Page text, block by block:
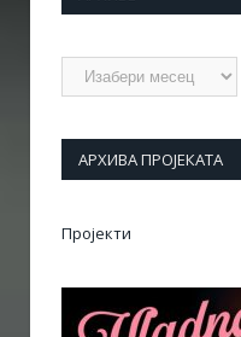
Архиве
АРХИВА ПРОЈЕКАТА
Пројекти